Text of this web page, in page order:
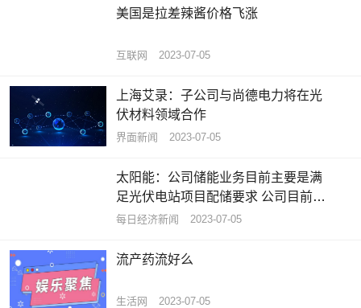
美国是拉差辣酱价格飞涨
互联网 2023-07-05
上海艾录：子公司与尚德电力将在光
伏材料领域合作
界面新闻 2023-07-05
太阳能：公司储能业务目前主要是满
足光伏电站项目配储要求 公司目前没
有投资储能设备制造
每日经济新闻 2023-07-05
流产药流好么
生活网 2023-07-05